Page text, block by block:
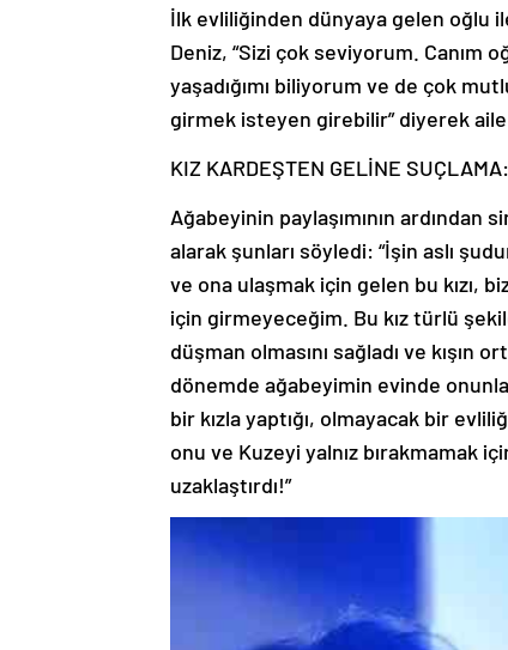
İlk evliliğinden dünyaya gelen oğlu
Deniz, “Sizi çok seviyorum. Canım
yaşadığımı biliyorum ve de çok
girmek isteyen girebilir” diyerek
KIZ KARDEŞTEN GELİNE
Ağabeyinin paylaşımının ardından
alarak şunları söyledi: “İşin aslı
ve ona ulaşmak için gelen bu kızı,
için girmeyeceğim. Bu kız türlü
düşman olmasını sağladı ve kışın
dönemde ağabeyimin evinde
bir kızla yaptığı, olmayacak bir
onu ve Kuzeyi yalnız bırakmamak
uzaklaştırdı!”